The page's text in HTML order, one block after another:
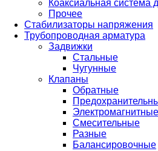
Коаксиальная система
Прочее
Стабилизаторы напряжения
Трубопроводная арматура
Задвижки
Стальные
Чугунные
Клапаны
Обратные
Электромагнитные
Смесительные
Разные
Балансировочные